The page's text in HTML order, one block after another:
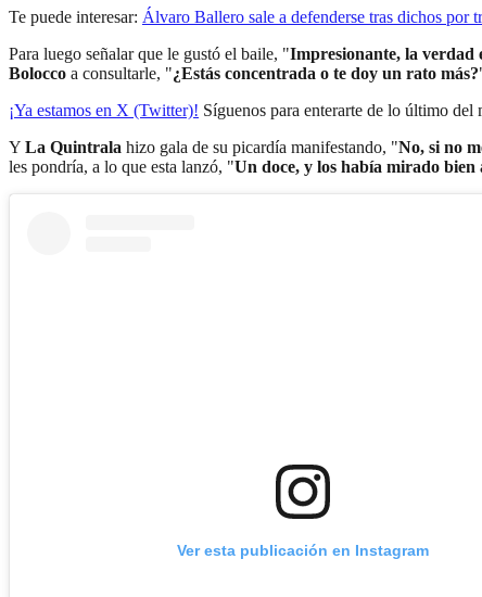
Te puede interesar: Álvaro Ballero sale a defenderse tras dichos
Para luego señalar que le gustó el baile, "Impresionante, la verdad
Bolocco a consultarle, "¿Estás concentrada o te doy un rato más?
¡Ya estamos en X (Twitter)! Síguenos para enterarte de lo último del
Y La Quintrala hizo gala de su picardía manifestando, "No, si no
les pondría, a lo que esta lanzó, "Un doce, y los había mirado bien
Ver esta publicación en Instagram